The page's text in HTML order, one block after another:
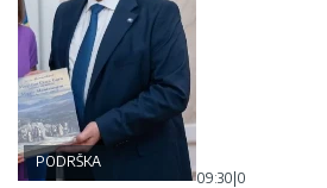
PODRŠKA
09:30 0